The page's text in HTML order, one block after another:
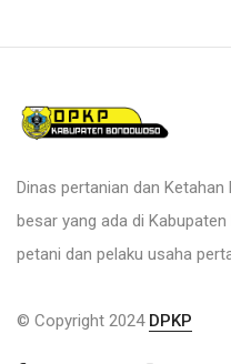
Dinas pertanian dan Ketahan
besar yang ada di
petani dan pelaku usaha
© Copyright 2024 DPKP